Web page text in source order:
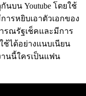
นบน Youtube โดยใช้
การหยิบเอาตัวเอกของ
รณรัฐเช็คและมีการ
ช้ได้อย่างแนบเนียน
านนี้ใครเป็นแฟน